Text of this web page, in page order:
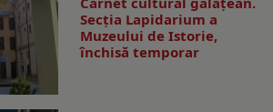
Secţia Lapidarium a
Muzeului de Istorie,
închisă temporar